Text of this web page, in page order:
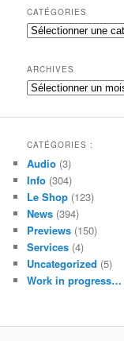
h
e
r
h
e
CATÉGORIES
Catégories
ARCHIVES
Archives
CATÉGORIES :
Audio (3)
Info (304)
Le Shop (123)
News (394)
Previews (150)
Services (4)
Uncategorized (5)
Work in progress…